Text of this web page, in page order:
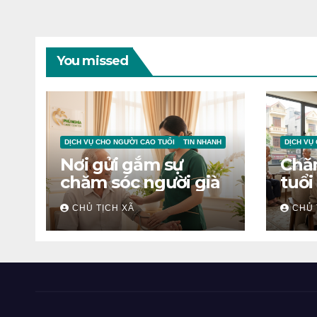
You missed
DỊCH VỤ CHO NGƯỜI CAO TUỔI TIN NHANH
Nơi gửi gắm sự
chăm sóc người già
CHỦ TỊCH XÃ
DỊCH VỤ
tuổi
CHỦ